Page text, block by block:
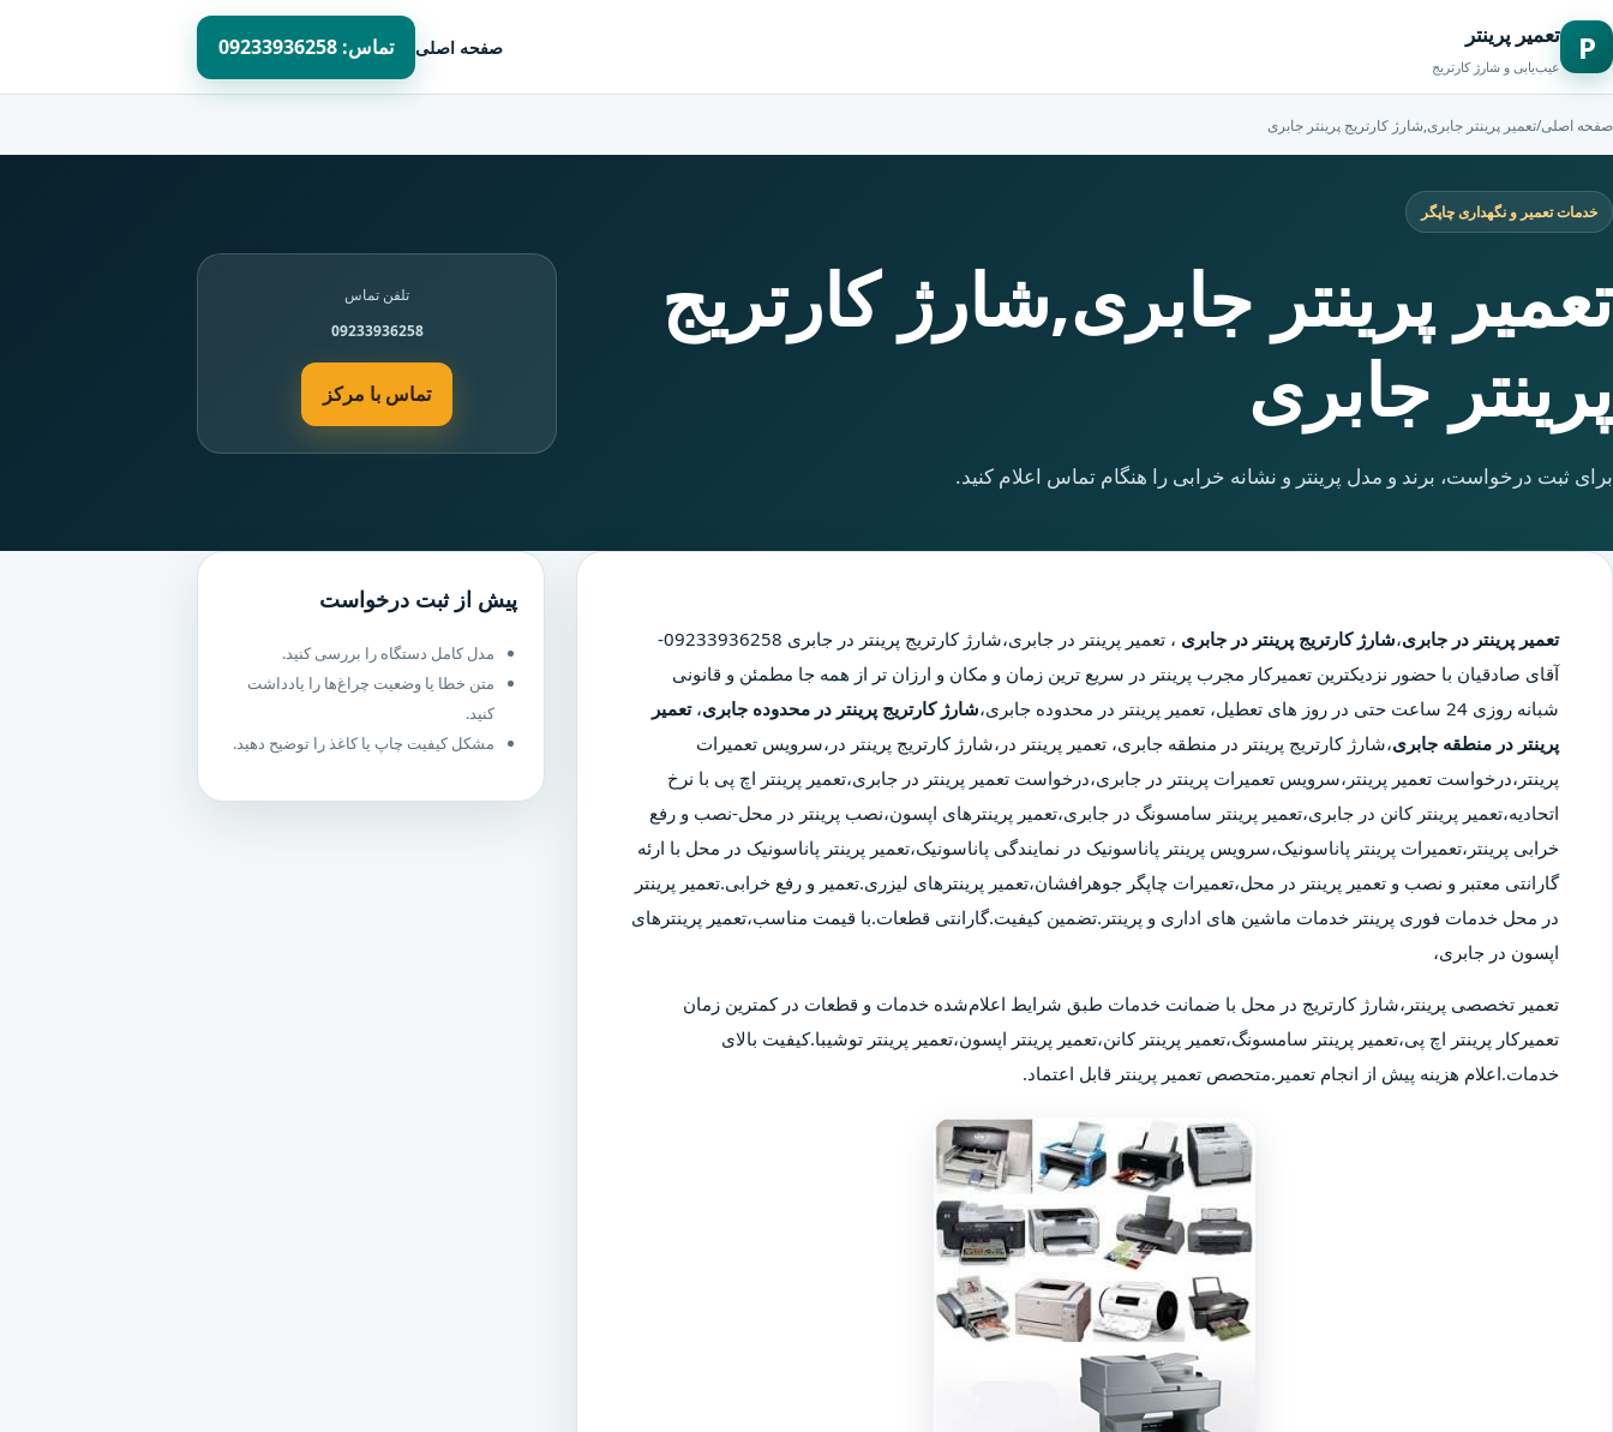
P تعمیر پرینتر
عیب‌یابی و شارژ کارتریج
صفحه اصلی تماس: 09233936258
صفحه اصلی/تعمیر پرینتر جابری,شارژ کارتریج پرینتر جابری
خدمات تعمیر و نگهداری چاپگر
تعمیر پرینتر جابری,شارژ کارتریج
پرینتر جابری
برای ثبت درخواست، برند و مدل پرینتر و نشانه خرابی را هنگام تماس اعلام کنید.
تلفن تماس
09233936258
تماس با مرکز
تعمیر پرینتر در جابری،شارژ کارتریج پرینتر در جابری ، تعمیر پرینتر در جابری،شارژ کارتریج پرینتر در جابری
09233936258-
آقای صادقیان با حضور نزدیکترین تعمیرکار مجرب پرینتر در سریع ترین زمان و مکان و ارزان تر از همه جا مطمئن و قانونی
شبانه روزی 24 ساعت حتی در روز های تعطیل، تعمیر پرینتر در محدوده جابری،
شارژ کارتریج پرینتر در محدوده جابری، تعمیر
پرینتر در منطقه جابری،شارژ کارتریج پرینتر در منطقه جابری، تعمیر پرینتر در،شارژ کارتریج پرینتر در،سرویس تعمیرات
پرینتر،درخواست تعمیر پرینتر،سرویس تعمیرات پرینتر در جابری،درخواست تعمیر پرینتر در جابری،تعمیر پرینتر اچ پی با نرخ
اتحادیه،تعمیر پرینتر کانن در جابری،تعمیر پرینتر سامسونگ در جابری،تعمیر پرینترهای اپسون،نصب پرینتر در محل-نصب و رفع
خرابی پرینتر،تعمیرات پرینتر پاناسونیک،سرویس پرینتر پاناسونیک در نمایندگی پاناسونیک،تعمیر پرینتر پاناسونیک در محل با ارئه
گارانتی معتبر و نصب و تعمیر پرینتر در محل،تعمیرات چاپگر جوهرافشان،تعمیر پرینترهای لیزری.تعمیر و رفع خرابی.تعمیر پرینتر
در محل خدمات فوری پرینتر خدمات ماشین های اداری و پرینتر.تضمین کیفیت.گارانتی قطعات.با قیمت مناسب،تعمیر پرینترهای
اپسون در جابری،
تعمیر تخصصی پرینتر،شارژ کارتریج در محل با ضمانت خدمات طبق شرایط اعلام‌شده خدمات و قطعات در کمترین زمان
تعمیرکار پرینتر اچ پی،تعمیر پرینتر سامسونگ،تعمیر پرینتر کانن،تعمیر پرینتر اپسون،تعمیر پرینتر توشیبا.کیفیت بالای
خدمات.اعلام هزینه پیش از انجام تعمیر.متحصص تعمیر پرینتر قابل اعتماد.
پیش از ثبت درخواست
مدل کامل دستگاه را بررسی کنید.
متن خطا یا وضعیت چراغ‌ها را یادداشت
کنید.
مشکل کیفیت چاپ یا کاغذ را توضیح دهید.